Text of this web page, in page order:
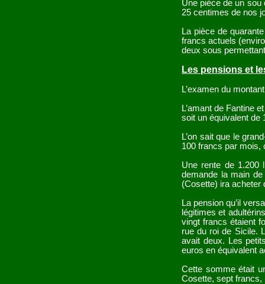
Une pièce de un sou
25 centimes de nos
La pièce de
francs actuels
deux sous
Les pensions et
L’examen du
L’amant de Fantine
soit un équivalent de
L’on sait que le
100 francs par mois,
Une rente de 1.200
demande la main
(Cosette) ira acheter
La pension qu’il
légitimes et
vingt francs étaient
rue du roi de Sicile.
avait deux. Les
euros en équivalent
Cette somme était
Cosette, sept